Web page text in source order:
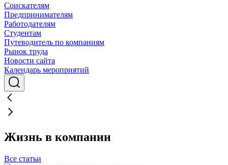
Соискателям
Предпринимателям
Работодателям
Студентам
Путеводитель по компаниям
Рынок труда
Новости сайта
Календарь мероприятий
Жизнь в компании
Все статьи